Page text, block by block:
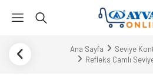
Ana Sayfa
Seviye
Refleks Camlı